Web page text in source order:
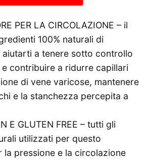
PER LA CIRCOLAZIONE – il
100% naturali di
aiutarti a tenere sotto controllo
contribuire a ridurre capillari
di vene varicose, mantenere
e la stanchezza percepita a
E GLUTEN FREE – tutti gli
utilizzati per questo
la pressione e la circolazione